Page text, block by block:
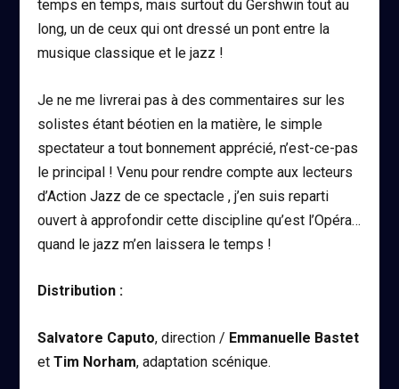
temps en temps, mais surtout du Gershwin tout au
long, un de ceux qui ont dressé un pont entre la
musique classique et le jazz !
Je ne me livrerai pas à des commentaires sur les
solistes étant béotien en la matière, le simple
spectateur a tout bonnement apprécié, n’est-ce-pas
le principal ! Venu pour rendre compte aux lecteurs
d’Action Jazz de ce spectacle , j’en suis reparti
ouvert à approfondir cette discipline qu’est l’Opéra…
quand le jazz m’en laissera le temps !
Distribution :
Salvatore Caputo, direction / Emmanuelle Bastet
etTim Norham, adaptation scénique.